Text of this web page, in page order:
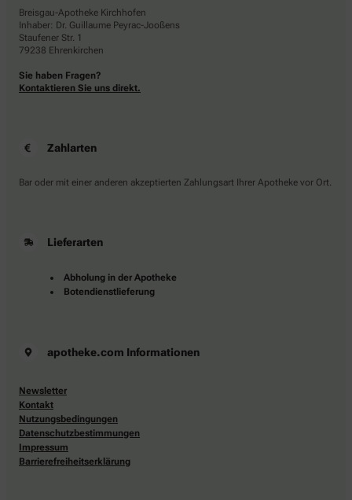
Breisgau-Apotheke Kirchhofen
Inhaber: Dr. Guillaume Peyrac-Jooßens
Staufener Str. 1
79238 Ehrenkirchen
Sie haben Fragen?
Kontaktieren Sie uns direkt.
Zahlarten
Bar oder mit einer anderen akzeptierten Zahlungsart Ihrer Apotheke vor Ort.
Lieferarten
Abholung in der Apotheke
Botendienstlieferung
apotheke.com Informationen
Newsletter
Kontakt
Nutzungsbedingungen
Datenschutzbestimmungen
Impressum
Barrierefreiheitserklärung